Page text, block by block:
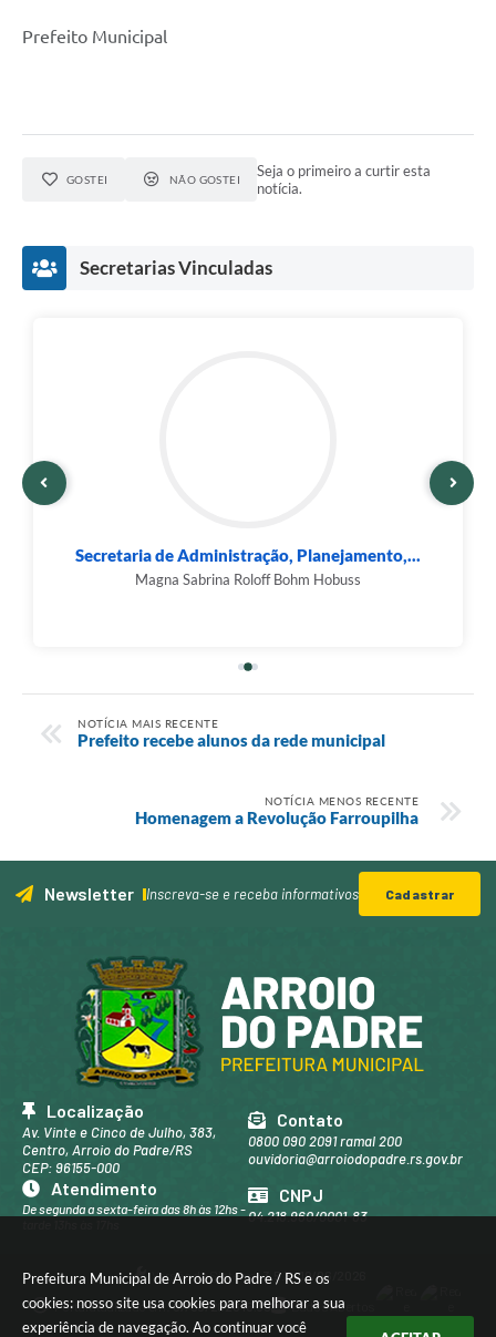
Prefeitura Municipal de Arroio do Padre / RS e os
cookies: nosso site usa cookies para melhorar a sua
experiência de navegação. Ao continuar você
Prefeito Municipal
GOSTEI NÃO GOSTEI
Seja o primeiro a curtir esta
notícia.
Secretarias Vinculadas
Secretaria de Administração, Planejamento,...
Magna Sabrina Roloff Bohm Hobuss
NOTÍCIA MAIS RECENTE
Prefeito recebe alunos da rede municipal
NOTÍCIA MENOS RECENTE
Homenagem a Revolução Farroupilha
Newsletter Inscreva-se e receba informativos Cadastrar
Localização
Av. Vinte e Cinco de Julho, 383,
Centro, Arroio do Padre/RS
CEP: 96155-000
Contato
0800 090 2091 ramal 200
ouvidoria@arroiodopadre.rs.gov.br
Atendimento
De segunda a sexta-feira das 8h às 12hs -
CNPJ
04.218.960/0001-83
Versão do Sistema:3.5.3 - 19/06/2026
Portal atualizado em:07/08/2026 16:39 Dados Abertos